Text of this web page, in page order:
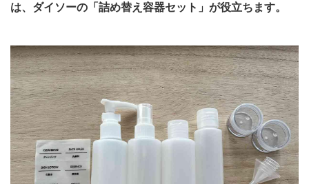
は、ダイソーの「詰め替え容器セット」が役立ちます。